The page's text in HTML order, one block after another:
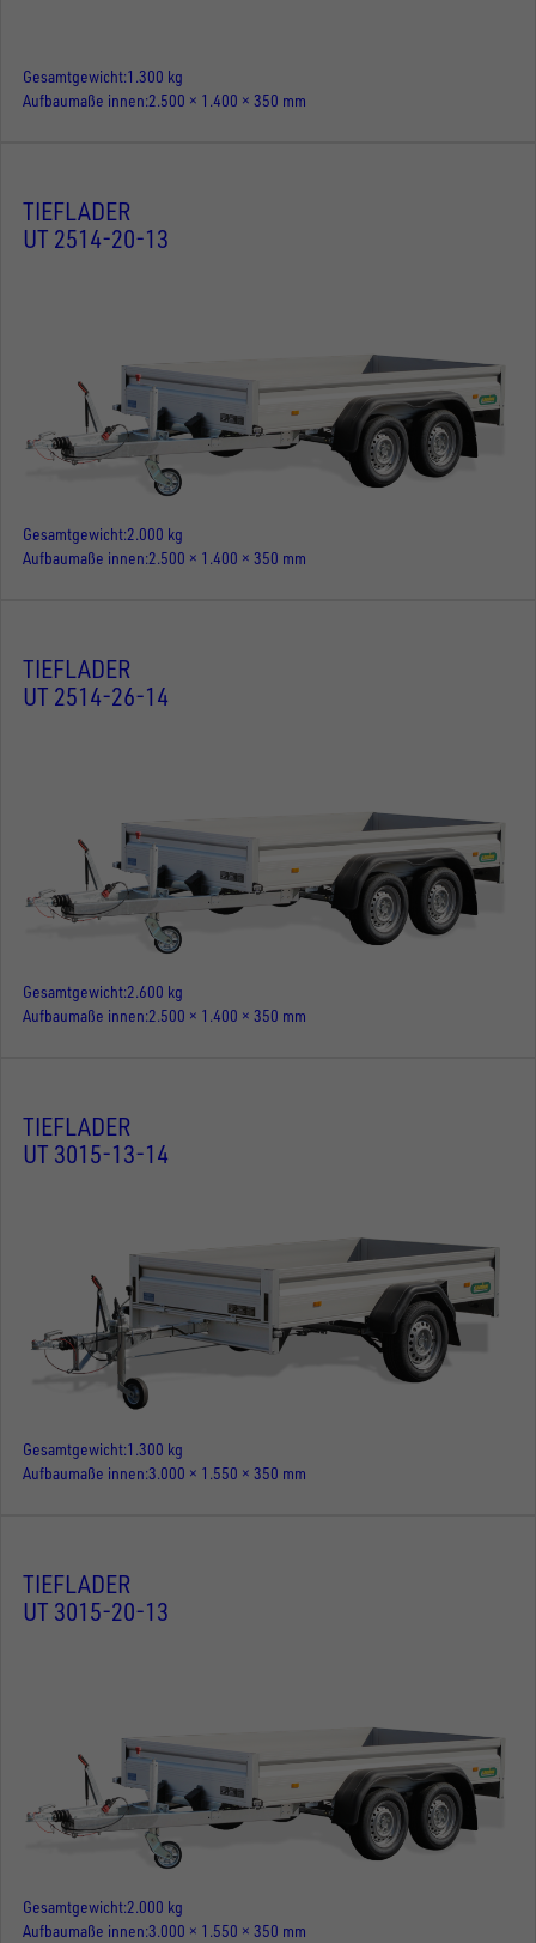
Gesamtgewicht 1.300 kg
Aufbaumaße innen 2.500 × 1.400 × 350 mm
TIEFLADER
UT 2514-20-13
Gesamtgewicht 2.000 kg
Aufbaumaße innen 2.500 × 1.400 × 350 mm
TIEFLADER
UT 2514-26-14
Gesamtgewicht 2.600 kg
Aufbaumaße innen 2.500 × 1.400 × 350 mm
TIEFLADER
UT 3015-13-14
Gesamtgewicht 1.300 kg
Aufbaumaße innen 3.000 × 1.550 × 350 mm
TIEFLADER
UT 3015-20-13
Gesamtgewicht 2.000 kg
Aufbaumaße innen 3.000 × 1.550 × 350 mm